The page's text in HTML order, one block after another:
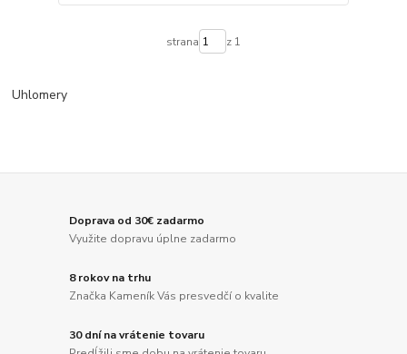
strana z 1
Uhlomery
Doprava od 30€ zadarmo
Využite dopravu úplne zadarmo
8 rokov na trhu
Značka Kameník Vás presvedčí o kvalite
30 dní na vrátenie tovaru